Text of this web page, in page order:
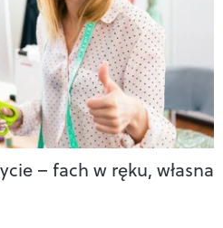
– fach w ręku, własna